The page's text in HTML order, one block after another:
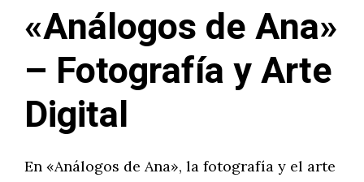
«Análogos de Ana»
– Fotografía y Arte
Digital
En «Análogos de Ana», la fotografía y el arte